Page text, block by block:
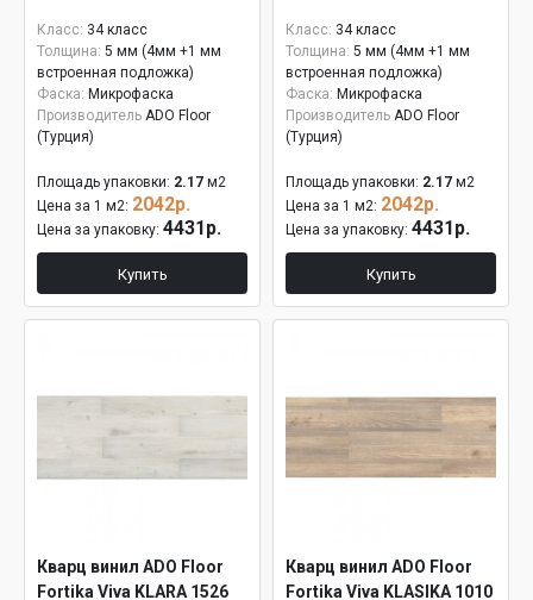
Класс: 34 класс
Толщина: 5 мм (4мм +1 мм
встроенная подложка)
Фаска: Микрофаска
Производитель ADO Floor
(Турция)
Площадь упаковки: 2.17 м2
Цена за 1 м2: 2042р.
Цена за упаковку: 4431р.
Купить
Класс: 34 класс
Толщина: 5 мм (4мм +1 мм
встроенная подложка)
Фаска: Микрофаска
Производитель ADO Floor
(Турция)
Площадь упаковки: 2.17 м2
Цена за 1 м2: 2042р.
Цена за упаковку: 4431р.
Купить
Кварц винил ADO Floor
Fortika Viva KLARA 1526
Кварц винил ADO Floor
Fortika Viva KLASIKA 1010